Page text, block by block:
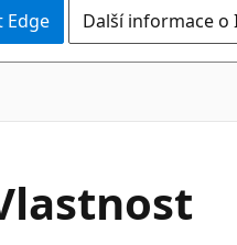
Edge Další informace